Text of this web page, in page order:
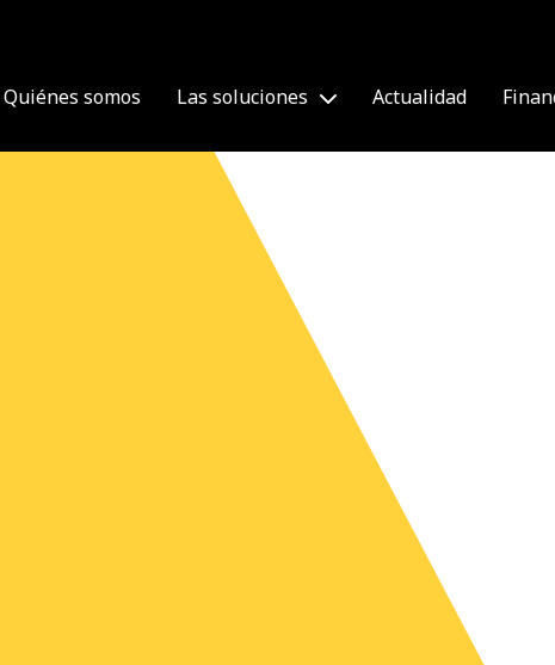
Quiénes somos Las soluciones Actualidad